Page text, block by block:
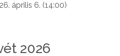
április 6. (14:00)
2026